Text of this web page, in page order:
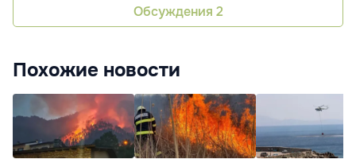
Обсуждения 2
Похожие новости